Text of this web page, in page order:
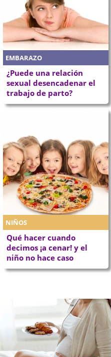
EMBARAZO
¿Puede una relación
sexual desencadenar el
trabajo de parto?
NIÑOS
Qué hacer cuando
decimos ¡a cenar! y el
niño no hace caso